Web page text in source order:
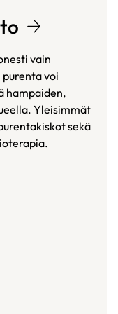
vain
voi
hampaiden,
Yleisimmät
sekä